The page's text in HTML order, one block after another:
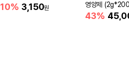
10% 3,150원
영양제
43%